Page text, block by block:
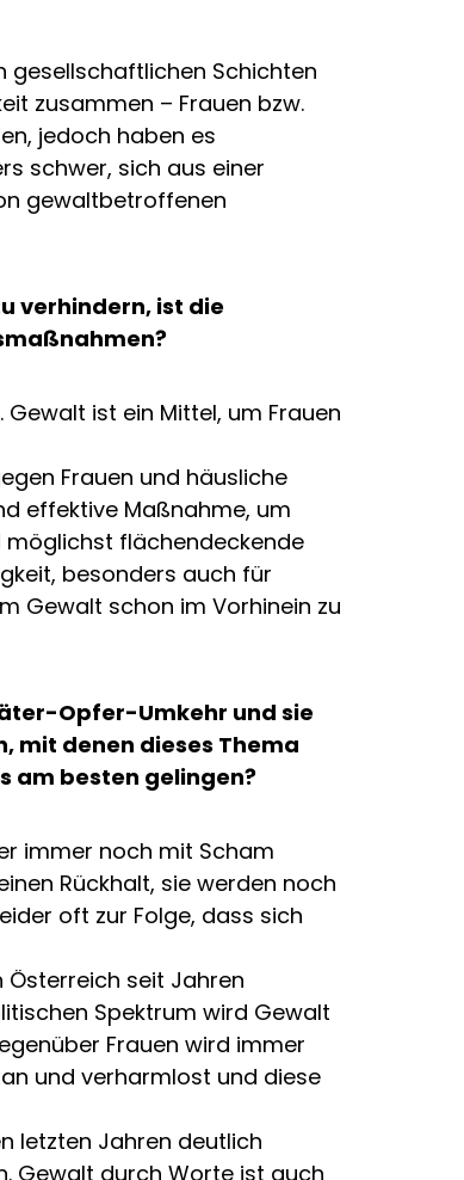
gesellschaftlichen Schichten
zusammen – Frauen bzw.
jedoch haben es
schwer, sich aus einer
gewaltbetroffenen
verhindern, ist die
ist ein Mittel, um Frauen
Frauen und häusliche
effektive Maßnahme, um
möglichst flächendeckende
besonders auch für
Gewalt schon im Vorhinein zu
Opfer-Umkehr und sie
mit denen dieses Thema
am besten gelingen?
immer noch mit Scham
Rückhalt, sie werden noch
oft zur Folge, dass sich
Österreich seit Jahren
Spektrum wird Gewalt
Frauen wird immer
und verharmlost und diese
letzten Jahren deutlich
Gewalt durch Worte ist auch